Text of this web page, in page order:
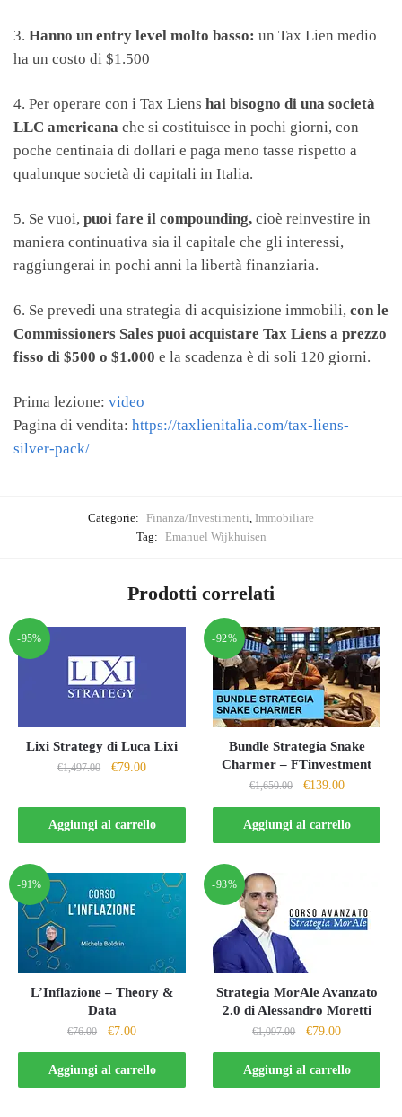
3. Hanno un entry level molto basso: un Tax Lien medio
ha un costo di $1.500
4. Per operare con i Tax Liens hai bisogno di una società
LLC americana che si costituisce in pochi giorni, con
poche centinaia di dollari e paga meno tasse rispetto a
qualunque società di capitali in Italia.
5. Se vuoi, puoi fare il compounding, cioè reinvestire in
maniera continuativa sia il capitale che gli interessi,
raggiungerai in pochi anni la libertà finanziaria.
6. Se prevedi una strategia di acquisizione immobili, con le
Commissioners Sales puoi acquistare Tax Liens a prezzo
fisso di $500 o $1.000 e la scadenza è di soli 120 giorni.
Prima lezione: video
Pagina di vendita: https://taxlienitalia.com/tax-liens-
silver-pack/
Categorie: Finanza/Investimenti, Immobiliare
Tag: Emanuel Wijkhuisen
Prodotti correlati
-95%
Lixi Strategy di Luca Lixi
€1,497.00
Il
originale
era:
€1,497.00.
€79.00Il
attuale
è:
€79.00.
Aggiungi al carrello
-92%
Bundle Strategia Snake
Charmer – FTinvestment
€1,650.00
Il
originale
era:
€139.00Il
attuale
è:
Aggiungi al carrello
-91%
L’Inflazione – Theory &
Data
€76.00
Il
prezzo
originale
era:
€7.00Il
prezzo
attuale
è:
Aggiungi al carrello
-93%
Strategia MorAle Avanzato
2.0 di Alessandro Moretti
€1,097.00
Il
prezzo
originale
era:
€79.00Il
prezzo
attuale
è:
Aggiungi al carrello